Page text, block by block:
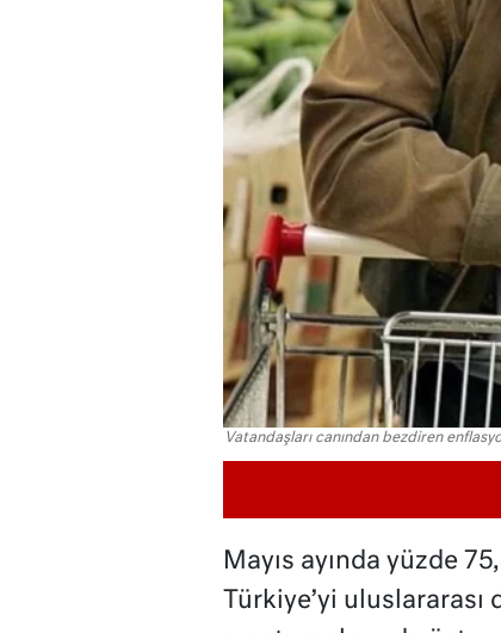
Vatandaşları canından bezdiren
Mayıs ayında yüzde
Türkiye’yi